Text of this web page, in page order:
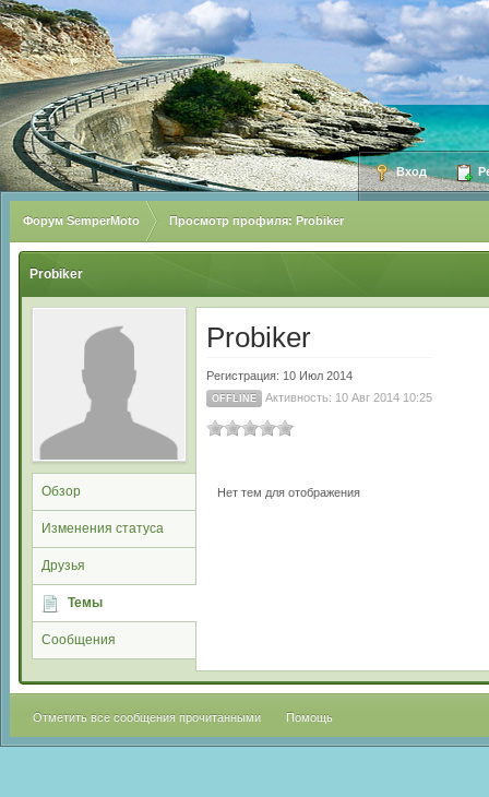
Вход
Форум SemperMoto Просмотр профиля: Probiker
Probiker
Обзор
Изменения статуса
Друзья
Темы
Сообщения
Probiker
Регистрация: 10 Июл 2014
OFFLINE Активность: 10 Авг 2014 10:25
Нет тем для отображения
Отметить все сообщения прочитанными Помощь